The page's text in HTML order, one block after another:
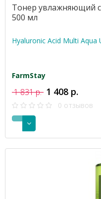
Тонер увлажняющий
500 мл
Hyaluronic Acid Multi Aqua
FarmStay
1 831 р. 1 408 р.
0 отзывов